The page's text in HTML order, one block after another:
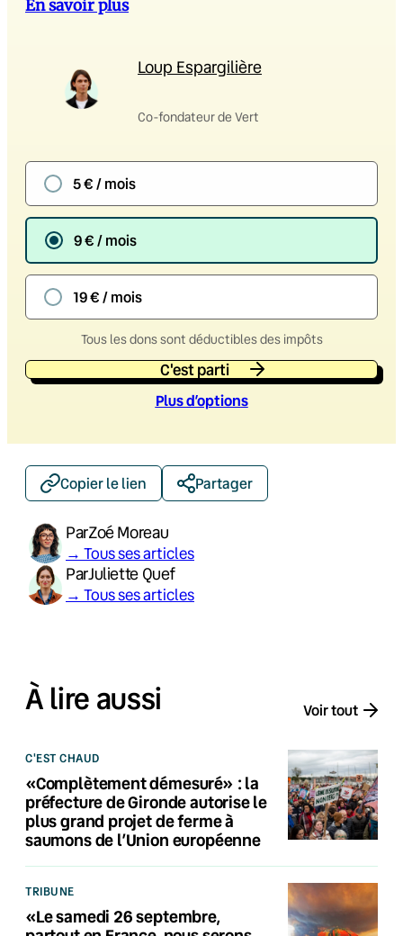
En savoir plus
Loup Espargilière
Co-fondateur de Vert
5 € / mois
9 € / mois
19 € / mois
Tous les dons sont déductibles des impôts
C'est parti
Plus d’options
Copier le lien Partager
ParZoé Moreau
→ Tous ses articles
ParJuliette Quef
→ Tous ses articles
À lire aussi Voir tout
C'EST CHAUD
«Complètement démesuré» : la
préfecture de Gironde autorise le
plus grand projet de ferme à
saumons de l’Union européenne
TRIBUNE
«Le samedi 26 septembre,